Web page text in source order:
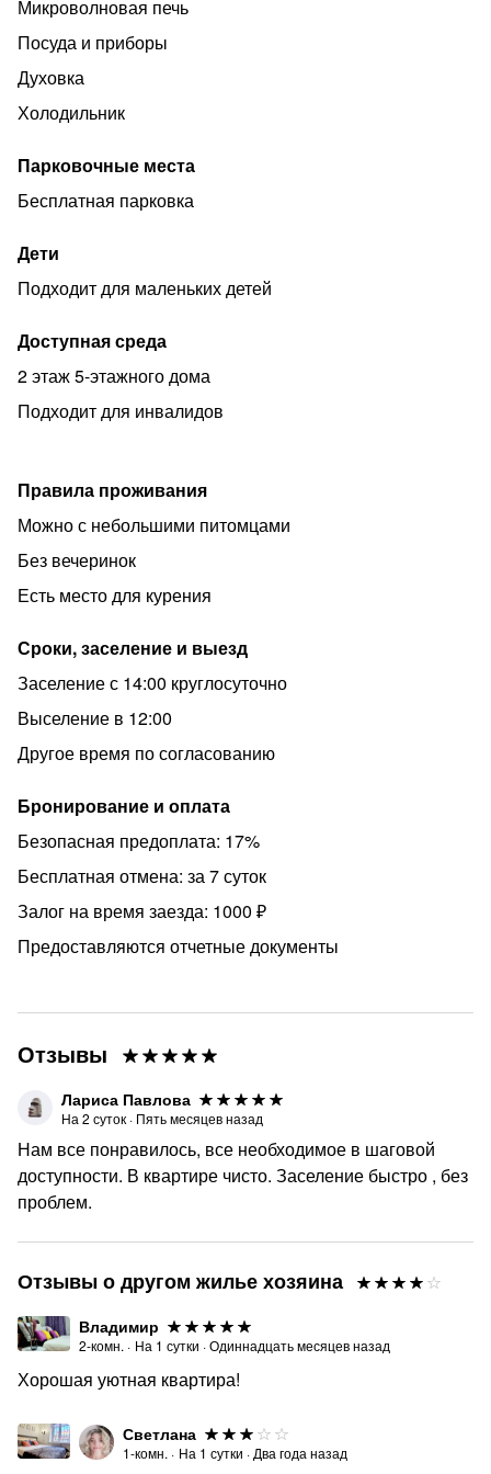
электрочайник,мультиварка, посудомоечная машина.
Бесплатная и платная парковка! Бесплатный Wi-Fi.
В ПЕШЕЙ ДОСТУПНОСТИ находятся:
✔️КИНОТЕАТР "СИНЕМА 5"
✔️СУПЕРМАРКЕТ "МАГНИТ"
✔️ "КБ"
✔️ЦЕНТР города(5 мин)
Можно уехать в любую точку города Энгельса. И
Саратов!
Разрешено устраивать вечеринки в барах и
беру залог 1000 руб, возвращаю при выезде.
Микроволновая печь
Посуда и приборы
Духовка
Холодильник
Парковочные места
Бесплатная парковка
Дети
Подходит для маленьких детей
Доступная среда
2 этаж 5-этажного дома
Подходит для инвалидов
Правила проживания
Можно с небольшими питомцами
Без вечеринок
Есть место для курения
Сроки, заселение и выезд
Заселение с 14:00 круглосуточно
Выселение в 12:00
Другое время по согласованию
Бронирование и оплата
Безопасная предоплата: 17%
Бесплатная отмена: за 7 суток
Залог на время заезда: 1000 ₽
Предоставляются отчетные документы
Отзывы
Лариса Павлова
На 2 суток · Пять месяцев назад
Нам все понравилось, все необходимое в шаговой
доступности. В квартире чисто. Заселение быстро , без
проблем.
Отзывы о другом жилье хозяина
Владимир
2-комн. · На 1 сутки ·Одиннадцать месяцев назад
Хорошая уютная квартира!
Светлана
1-комн. · На 1 сутки · Два года назад